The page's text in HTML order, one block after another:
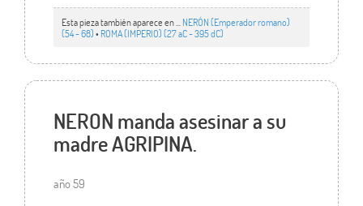
Esta pieza también aparece en ... NERÓN (Emperador romano)
(54 - 68)• ROMA (IMPERIO) (27 aC - 395 dC)
NERON manda asesinar a su
madre AGRIPINA.
año 59